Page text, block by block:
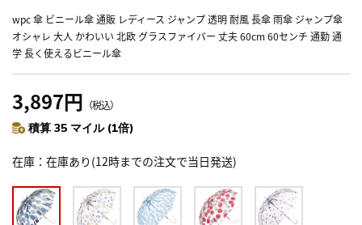
wpc 傘 ビニール傘 通販 レディース ジャンプ 透明 耐風 長傘 雨傘 ジャンプ傘
オシャレ 大人 かわいい 北欧 グラスファイバー 丈夫 60cm 60センチ 通勤 通
学 長く使えるビニール傘
3,897円 （税込）
積算 35 マイル (1倍)
在庫 在庫あり(12時までの注文で当日発送)